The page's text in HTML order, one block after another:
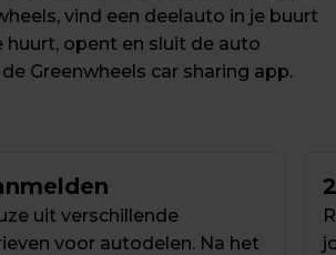
vind een deelauto in je buurt
huurt, opent en sluit de auto
Greenwheels car sharing app.
uit verschillende
voor autodelen. Na het